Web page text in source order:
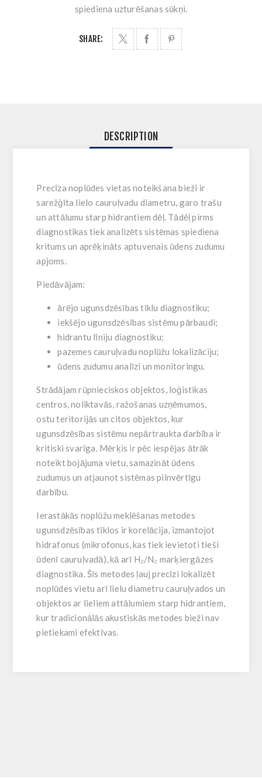
spiediena uzturēšanas sūkņi.
SHARE:
DESCRIPTION
Precīza noplūdes vietas noteikšana bieži ir
sarežģīta lielo cauruļvadu diametru, garo trašu
un attālumu starp hidrantiem dēļ. Tādēļ pirms
diagnostikas tiek analizēts sistēmas spiediena
kritums un aprēķināts aptuvenais ūdens zudumu
apjoms.
Piedāvājam:
ārējo ugunsdzēsības tīklu diagnostiku;
iekšējo ugunsdzēsības sistēmu pārbaudi;
hidrantu līniju diagnostiku;
pazemes cauruļvadu noplūžu lokalizāciju;
ūdens zudumu analīzi un monitoringu.
Strādājam rūpnieciskos objektos, loģistikas
centros, noliktavās, ražošanas uzņēmumos,
ostu teritorijās un citos objektos, kur
ugunsdzēsības sistēmu nepārtraukta darbība ir
kritiski svarīga. Mērķis ir pēc iespējas ātrāk
noteikt bojājuma vietu, samazināt ūdens
zudumus un atjaunot sistēmas pilnvērtīgu
darbību.
Ierastākās noplūžu meklēšanas metodes
ugunsdzēsības tīklos ir korelācija, izmantojot
hidrafonus (mikrofonus, kas tiek ievietoti tieši
ūdenī cauruļvadā), kā arī H₂/N₂ marķiergāzes
diagnostika. Šīs metodes ļauj precīzi lokalizēt
noplūdes vietu arī lielu diametru cauruļvados un
objektos ar lieliem attālumiem starp hidrantiem,
kur tradicionālās akustiskās metodes bieži nav
pietiekami efektīvas.